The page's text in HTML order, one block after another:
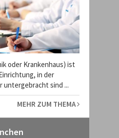
oder Krankenhaus) ist
in der
untergebracht sind ...
MEHR ZUM THEMA